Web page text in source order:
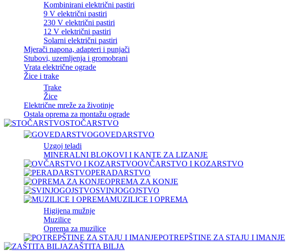
Kombinirani električni pastiri
9 V električni pastiri
230 V električni pastiri
12 V električni pastiri
Solarni električni pastiri
Mjerači napona, adapteri i punjači
Stubovi, uzemljenja i gromobrani
Vrata električne ograde
Žice i trake
Trake
Žice
Električne mreže za životinje
Ostala oprema za montažu ograde
STOČARSTVO
GOVEDARSTVO
Uzgoj teladi
MINERALNI BLOKOVI I KANTE ZA LIZANJE
OVČARSTVO I KOZARSTVO
PERADARSTVO
OPREMA ZA KONJE
SVINJOGOJSTVO
MUZILICE I OPREMA
Higijena mužnje
Muzilice
Oprema za muzilice
POTREPŠTINE ZA STAJU I IMANJE
ZAŠTITA BILJA